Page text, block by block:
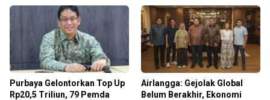
Purbaya Gelontorkan Top Up
Rp20,5 Triliun, 79 Pemda
Airlangga: Gejolak Global
Belum Berakhir, Ekonomi